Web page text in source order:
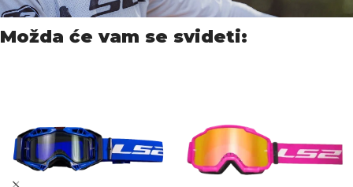
Možda će vam se svideti: